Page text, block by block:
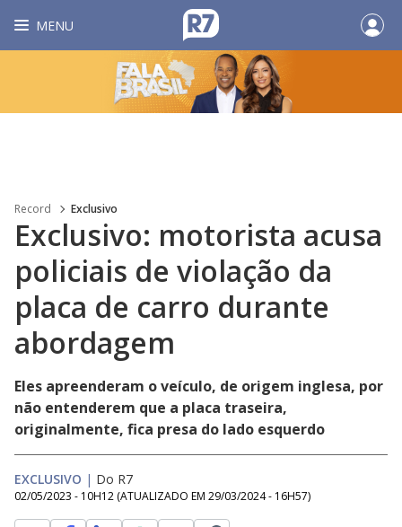
MENU
Record Exclusivo
Exclusivo: motorista acusa
policiais de violação da
placa de carro durante
abordagem
Eles apreenderam o veículo, de origem inglesa, por
não entenderem que a placa traseira,
originalmente, fica presa do lado esquerdo
EXCLUSIVO | Do R7
02/05/2023 - 10H12 (ATUALIZADO EM 29/03/2024 - 16H57)